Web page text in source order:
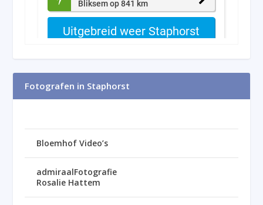
Fotografen in Staphorst
Bloemhof Video’s
admiraalFotografie
Rosalie Hattem